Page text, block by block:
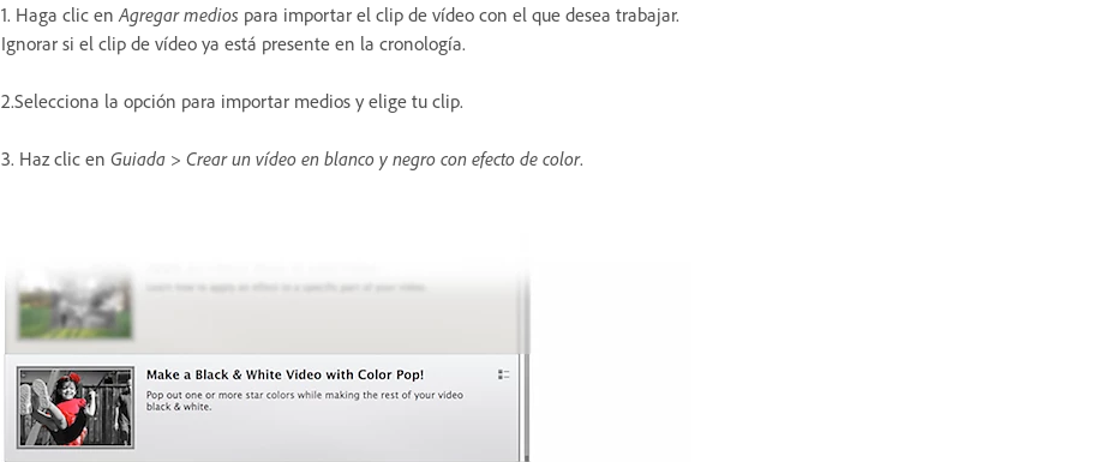
1. Haga clic en Agregar medios para importar el clip de vídeo con el que desea trabajar.
Ignorar si el clip de vídeo ya está presente en la cronología.
2.Selecciona la opción para importar medios y elige tu clip.
3. Haz clic en Guiada > Crear un vídeo en blanco y negro con efecto de color.